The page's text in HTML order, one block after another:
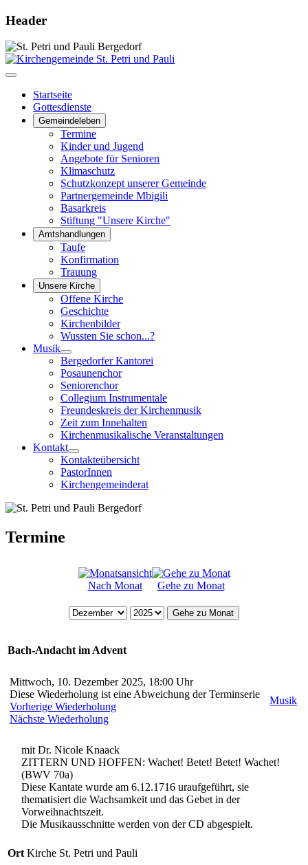
Header
Startseite
Gottesdienste
Gemeindeleben
Termine
Kinder und Jugend
Angebote für Senioren
Klimaschutz
Schutzkonzept unserer Gemeinde
Partnergemeinde Mbigili
Basarkreis
Stiftung "Unsere Kirche"
Amtshandlungen
Taufe
Konfirmation
Trauung
Unsere Kirche
Offene Kirche
Geschichte
Kirchenbilder
Wussten Sie schon...?
Musik
Bergedorfer Kantorei
Posaunenchor
Seniorenchor
Collegium Instrumentale
Freundeskreis der Kirchenmusik
Zeit zum Innehalten
Kirchenmusikalische Veranstaltungen
Kontakt
Kontakteübersicht
PastorInnen
Kirchengemeinderat
Termine
Nach Monat Gehe zu Monat
Gehe zu Monat
Bach-Andacht im Advent
Mittwoch, 10. Dezember 2025, 18:00 Uhr
Diese Wiederholung ist eine Abweichung der Terminserie
Vorherige Wiederholung
Nächste Wiederholung
Musik
mit Dr. Nicole Knaack
ZITTERN UND HOFFEN: Wachet! Betet! Betet! Wachet!
(BWV 70a)
Diese Kantate wurde am 6.12.1716 uraufgeführt, sie
thematisiert die Wachsamkeit und das Gebet in der
Vorweihnachtszeit.
Die Musikausschnitte werden von der CD abgespielt.
Ort Kirche St. Petri und Pauli